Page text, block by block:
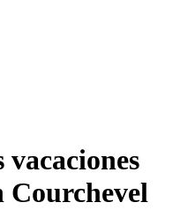
Courchevel